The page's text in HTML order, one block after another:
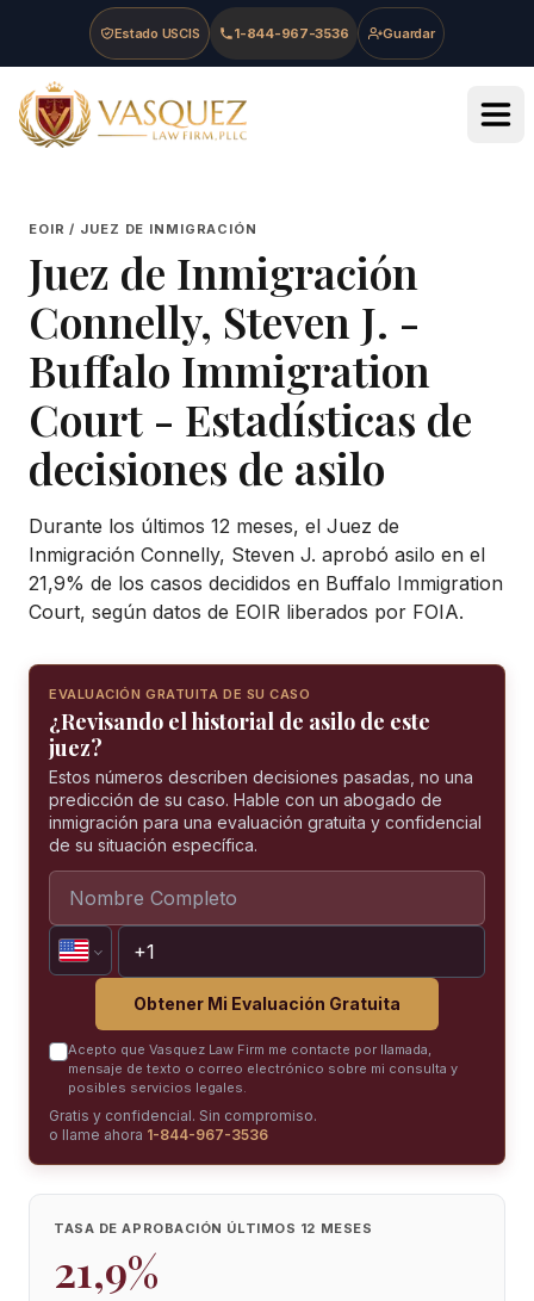
Skip to main content
Skip to navigation
Skip to footer
Estado USCIS 1-844-967-3536 Guardar
Vasquez Law Firm - Home
EOIR / JUEZ DE INMIGRACIÓN
Juez de Inmigración
Connelly, Steven J. -
Buffalo Immigration
Court - Estadísticas de
decisiones de asilo
Durante los últimos 12 meses, el Juez de
Inmigración Connelly, Steven J. aprobó asilo en el
21,9% de los casos decididos en Buffalo Immigration
Court, según datos de EOIR liberados por FOIA.
EVALUACIÓN GRATUITA DE SU CASO
¿Revisando el historial de asilo de este
juez?
Estos números describen decisiones pasadas, no una
predicción de su caso. Hable con un abogado de
inmigración para una evaluación gratuita y confidencial
de su situación específica.
Obtener Mi Evaluación Gratuita
Acepto que Vasquez Law Firm me contacte por llamada,
mensaje de texto o correo electrónico sobre mi consulta y
posibles servicios legales.
Gratis y confidencial. Sin compromiso.
o llame ahora 1-844-967-3536
TASA DE APROBACIÓN ÚLTIMOS 12 MESES
21,9%